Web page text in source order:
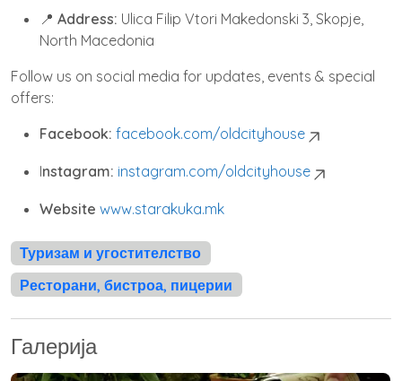
📍 Address: Ulica Filip Vtori Makedonski 3, Skopje,
North Macedonia
Follow us on social media for updates, events & special
offers:
Facebook: facebook.com/oldcityhouse
Instagram: instagram.com/oldcityhouse
Website www.starakuka.mk
Туризам и угостителство
Ресторани, бистроа, пицерии
Галерија